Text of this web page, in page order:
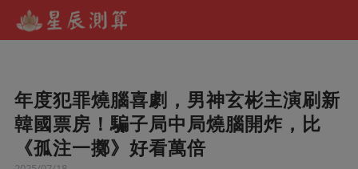
年度犯罪燒腦喜劇，男神玄彬主演刷新
韓國票房！騙子局中局燒腦開炸，比
《孤注一擲》好看萬倍